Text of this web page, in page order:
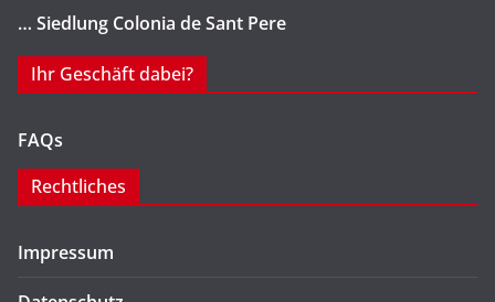
… Siedlung Colonia de Sant Pere
Ihr Geschäft dabei?
FAQs
Rechtliches
Impressum